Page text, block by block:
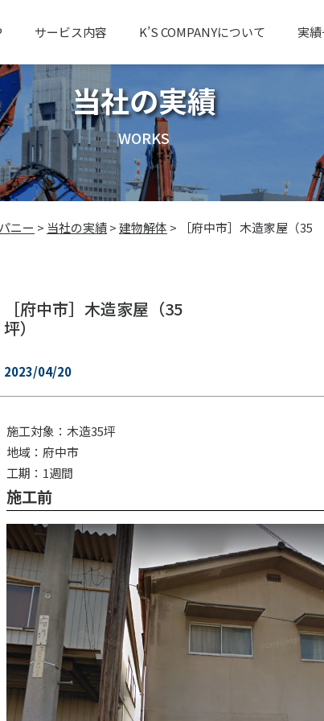
サービス内容 K’S COMPANYについて 実
当社の実績
WORKS
ニー > 当社の実績>建物解体 >
［府中市］木造家屋（35
［府中市］木造家屋（35
坪
2023/04/20
施工対象：木造35坪
地域：府中市
工期：1週間
施工前